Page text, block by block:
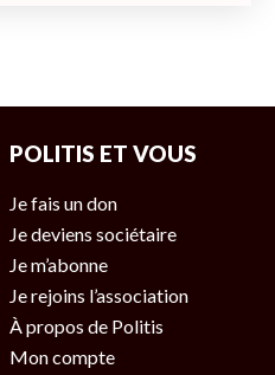
POLITIS ET VOUS
Je fais un don
Je deviens sociétaire
Je m’abonne
Je rejoins l’association
À propos de Politis
Mon compte